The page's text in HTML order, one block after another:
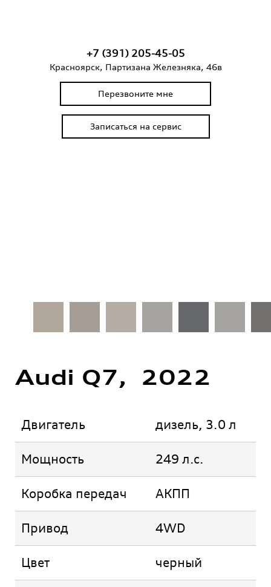
+7 (391) 205-45-05
Красноярск, Партизана Железняка, 46в
Перезвоните мне
Записаться на сервис
Audi Q7, 2022
Двигатель дизель, 3.0 л
Мощность 249 л.с.
Коробка передач АКПП
Привод 4WD
Цвет черный